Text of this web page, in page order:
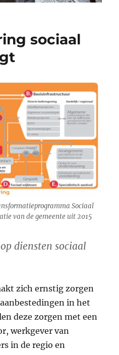
sociaal
Sociaal
van de gemeente uit 2015
diensten sociaal
zich ernstig zorgen
in het
deze zorgen met een
werkgever van
in de regio en